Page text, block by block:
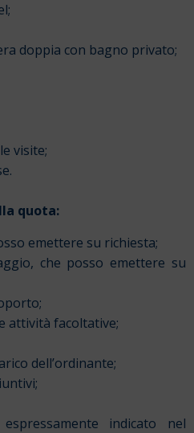
doppia con bagno privato;
visite;
quota:
emettere su richiesta;
che posso emettere su
attività facoltative;
dell’ordinante;
indicato nel